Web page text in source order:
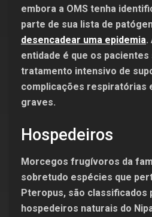
embora a OMS tenha
parte de sua lista de
desencadear uma epidemia.
entidade é que os
tratamento intensivo de
complicações respiratórias
graves.
Hospedeiros
Morcegos frugívoros da
sobretudo espécies que
Pteropus, são classificados
hospedeiros naturais do